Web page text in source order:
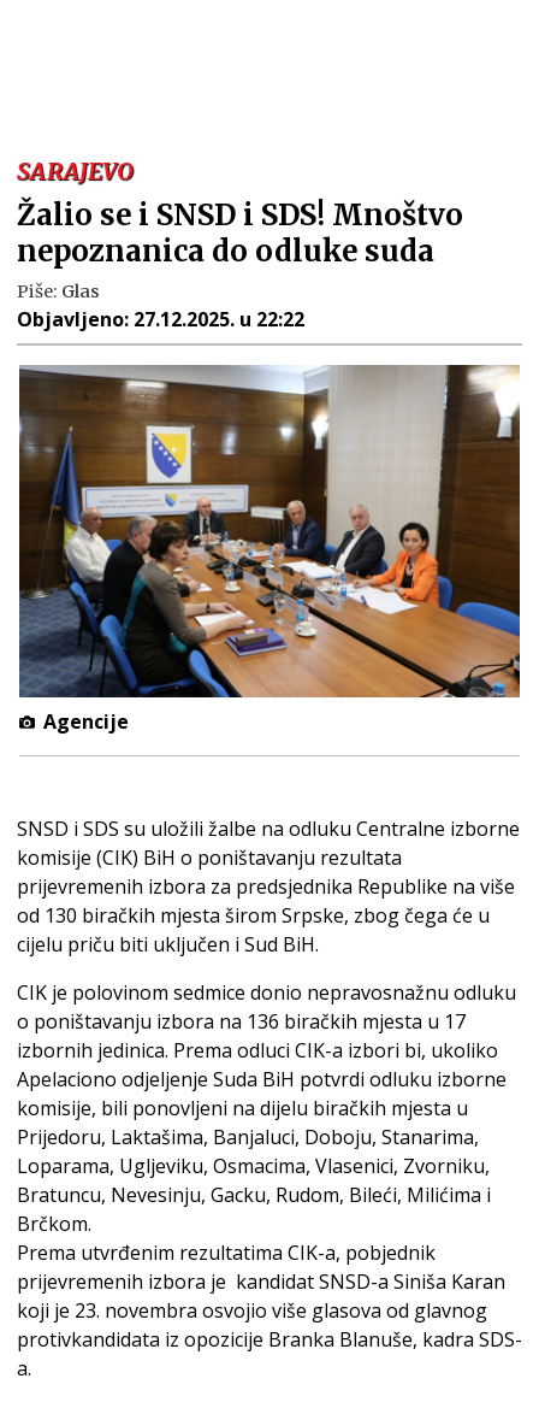
SARAJEVO
Žalio se i SNSD i SDS! Mnoštvo
nepoznanica do odluke suda
Piše: Glas
Objavljeno: 27.12.2025. u 22:22
Agencije
SNSD i SDS su uložili žalbe na odluku Centralne izborne
komisije (CIK) BiH o poništavanju rezultata
prijevremenih izbora za predsjednika Republike na više
od 130 biračkih mjesta širom Srpske, zbog čega će u
cijelu priču biti uključen i Sud BiH.
CIK je polovinom sedmice donio nepravosnažnu odluku
o poništavanju izbora na 136 biračkih mjesta u 17
izbornih jedinica. Prema odluci CIK-a izbori bi, ukoliko
Apelaciono odjeljenje Suda BiH potvrdi odluku izborne
komisije, bili ponovljeni na dijelu biračkih mjesta u
Prijedoru, Laktašima, Banjaluci, Doboju, Stanarima,
Loparama, Ugljeviku, Osmacima, Vlasenici, Zvorniku,
Bratuncu, Nevesinju, Gacku, Rudom, Bileći, Milićima i
Brčkom.
Prema utvrđenim rezultatima CIK-a, pobjednik
prijevremenih izbora je kandidat SNSD-a Siniša Karan
koji je 23. novembra osvojio više glasova od glavnog
protivkandidata iz opozicije Branka Blanuše, kadra SDS-
a.